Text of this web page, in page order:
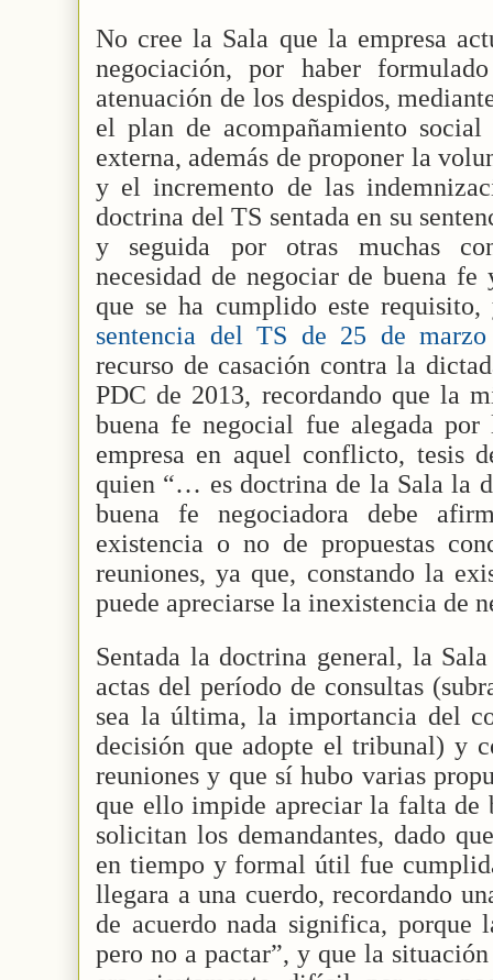
No cree la Sala que la empresa
negociación, por haber
atenuación de los despidos,
el plan de acompañamiento
externa, además de proponer la
y el incremento de las
doctrina del TS sentada en su
y seguida por otras muchas
necesidad de negociar de buena fe
que se ha cumplido este
sentencia del TS de 25 de
recurso de casación contra la
PDC de 2013, recordando que la
buena fe negocial fue alegada
empresa en aquel conflicto, tesis
quien “… es doctrina de la Sala la
buena fe negociadora debe
existencia o no de propuestas
reuniones, ya que, constando la
puede apreciarse la inexistencia de
Sentada la doctrina general, la
actas del período de consultas
sea la última, la importancia del
decisión que adopte el tribunal) y
reuniones y que sí hubo varias
que ello impide apreciar la falta de
solicitan los demandantes, dado
en tiempo y formal útil fue
llegara a una cuerdo, recordando
de acuerdo nada significa, porque
pero no a pactar”, y que la